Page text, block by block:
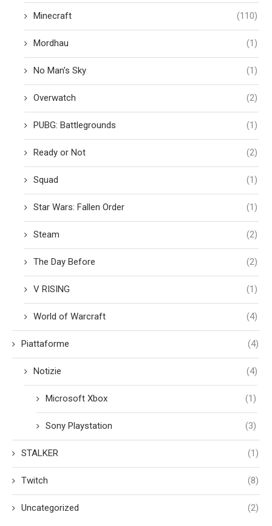
Minecraft (110)
Mordhau (1)
No Man's Sky (1)
Overwatch (2)
PUBG: Battlegrounds (1)
Ready or Not (2)
Squad (1)
Star Wars: Fallen Order (1)
Steam (2)
The Day Before (2)
V RISING (1)
World of Warcraft (4)
Piattaforme (4)
Notizie (4)
Microsoft Xbox (1)
Sony Playstation (3)
STALKER (1)
Twitch (8)
Uncategorized (2)